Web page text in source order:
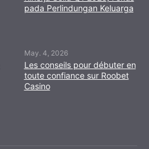
pada Perlindungan Keluarga
May. 4, 2026
Les conseils pour débuter en
toute confiance sur Roobet
Casino